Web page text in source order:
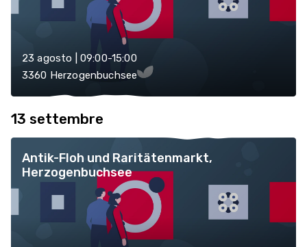
23 agosto | 09:00-15:00
3360 Herzogenbuchsee
13 settembre
Antik-Floh und Raritätenmarkt,
Herzogenbuchsee